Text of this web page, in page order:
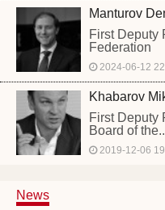
Manturov
First Deputy
Federation
2024-06-12
Khabarov
First Deputy
Board of
2019-12-06
News